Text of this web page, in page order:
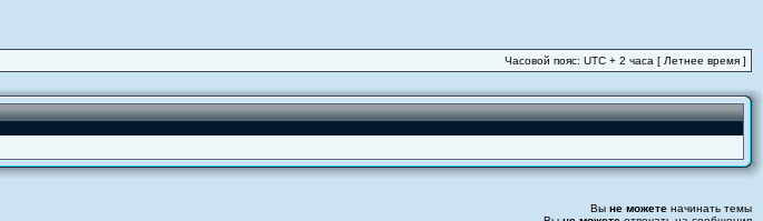
Часовой пояс: UTC + 2 часа [ Летнее время ]
Вы не можете начинать темы